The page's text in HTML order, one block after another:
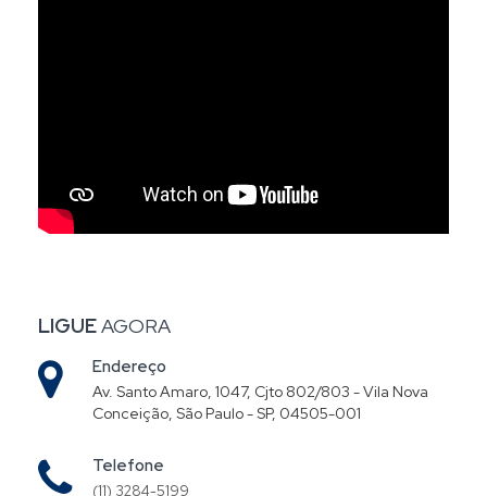
LIGUEAGORA
Endereço
Av. Santo Amaro, 1047, Cjto 802/803 - Vila Nova
Conceição, São Paulo - SP, 04505-001
Telefone
(11) 3284-5199